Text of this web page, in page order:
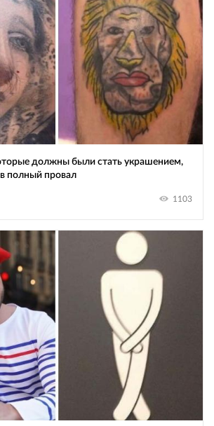
должны были стать украшением,
полный провал
1103